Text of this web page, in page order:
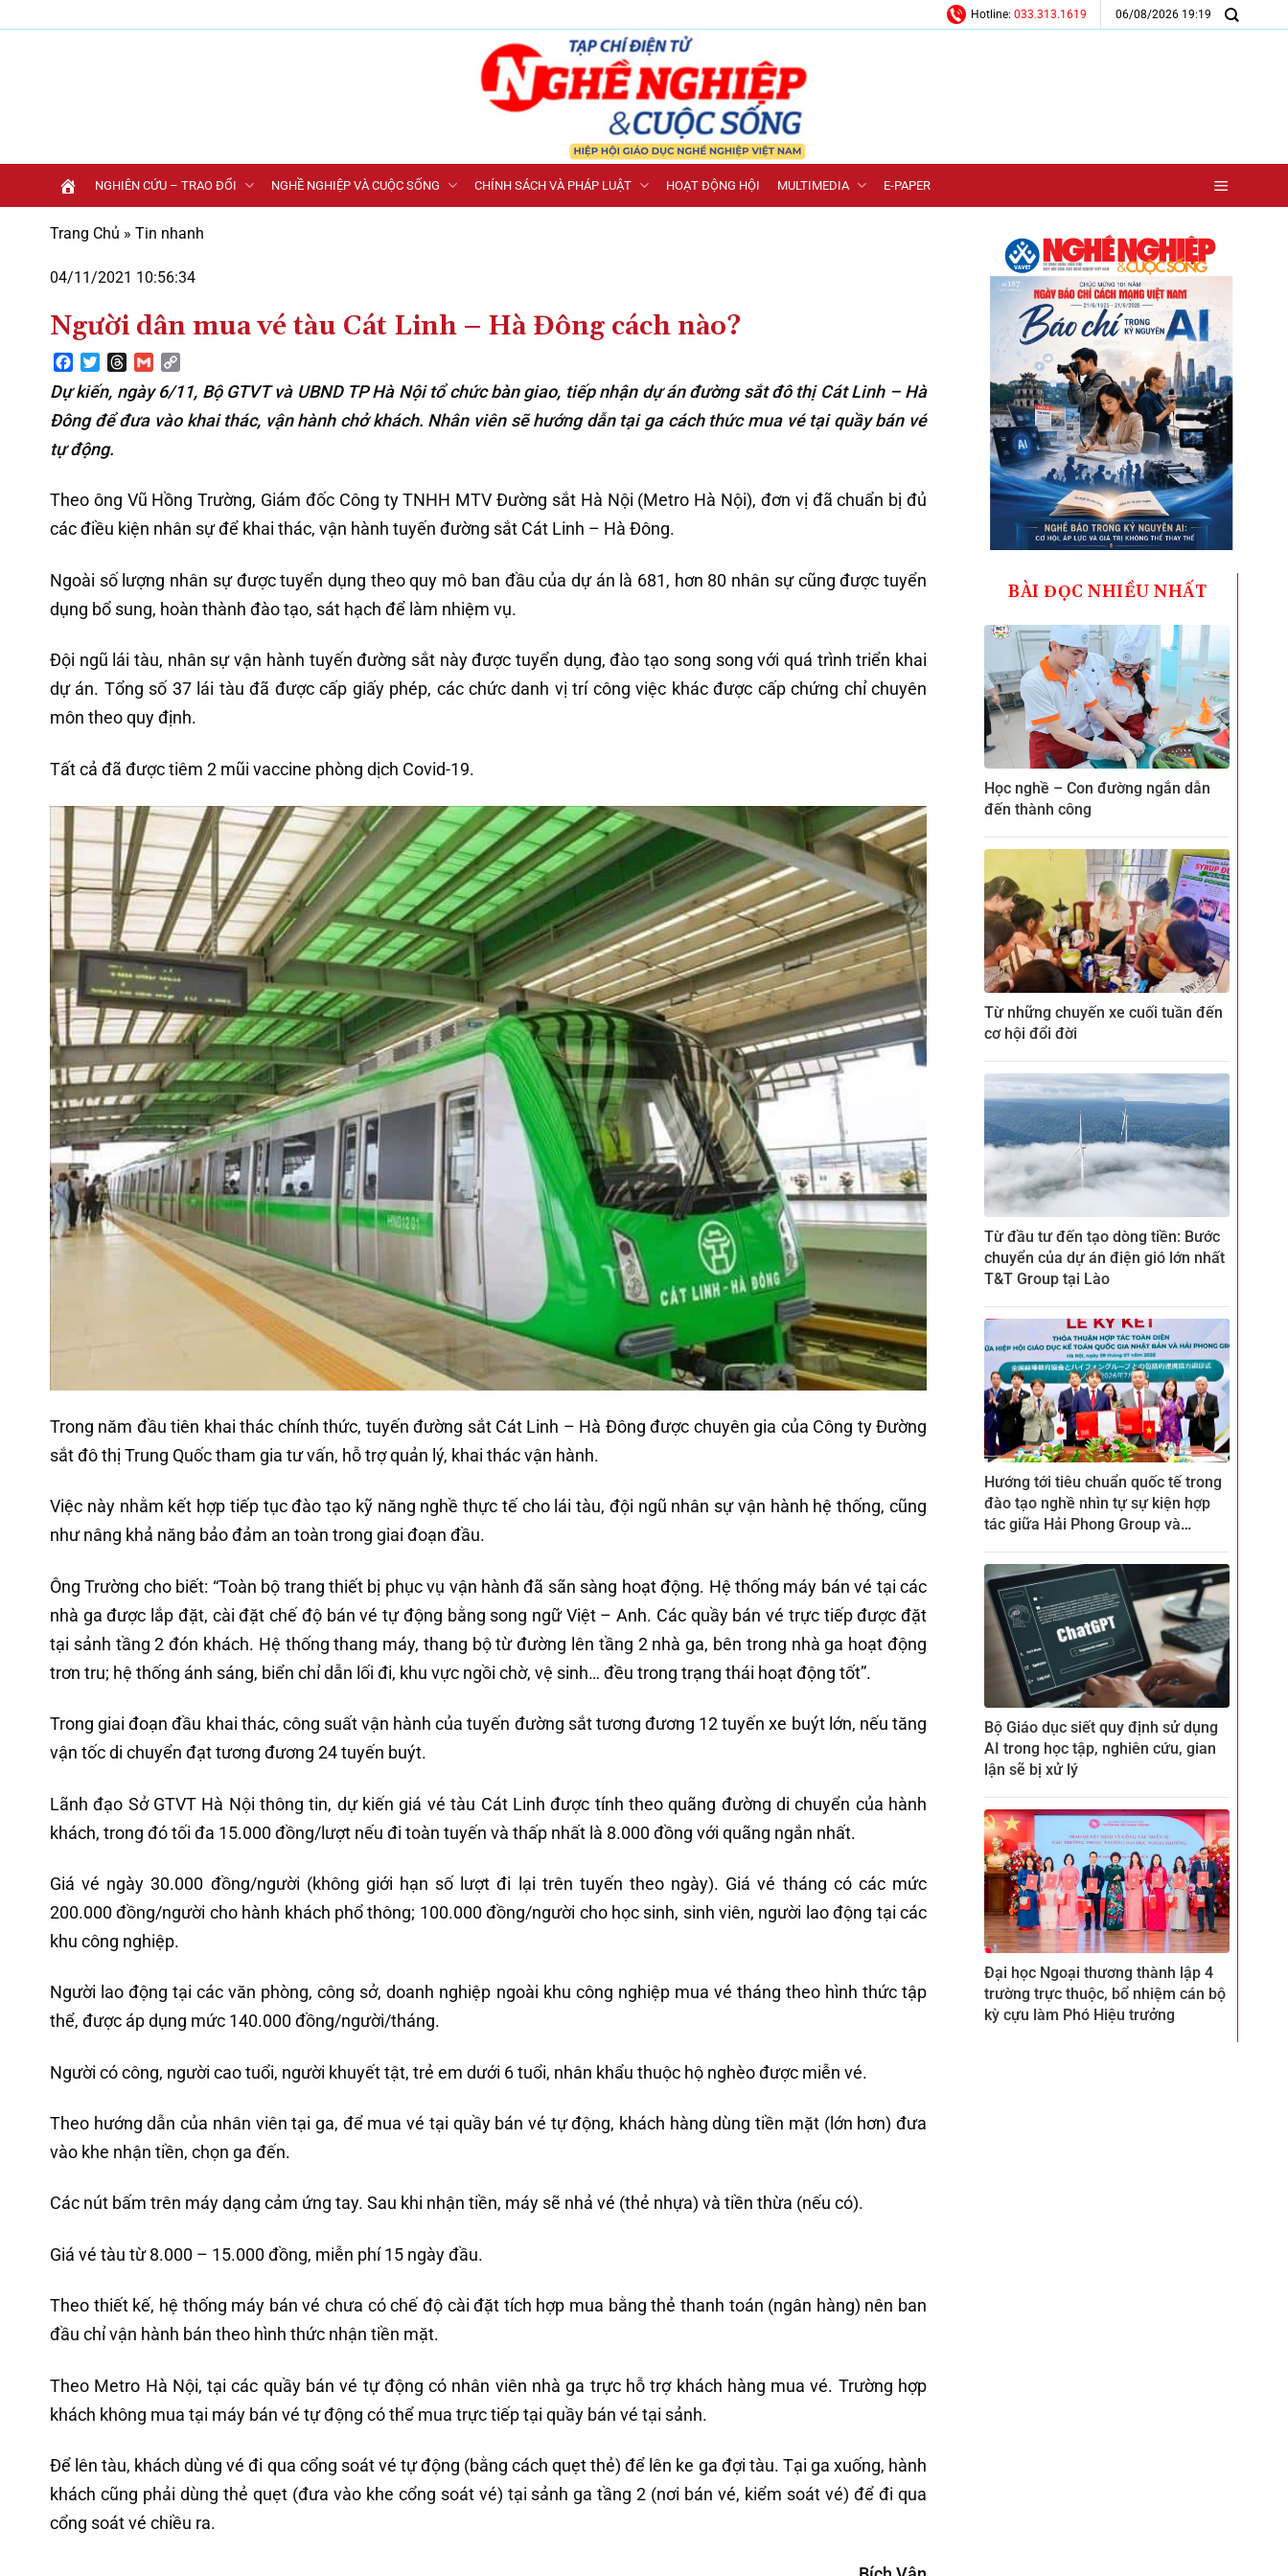
qua
Hotline: 033.313.1619 06/08/2026 19:19
NGHIÊN CỨU – TRAO ĐỔI NGHỀ NGHIỆP VÀ CUỘC SỐNG CHÍNH SÁCH VÀ PHÁP LUẬT HOẠT ĐỘNG HỘI MULTIMEDIA E-PAPER
Trang Chủ » Tin nhanh
04/11/2021 10:56:34
Người dân mua vé tàu Cát Linh – Hà Đông cách nào?
Facebook
TwitterThreads
Gmail
Dự kiến, ngày 6/11, Bộ GTVT và UBND TP Hà Nội tổ chức bàn giao, tiếp nhận dự án đường sắt đô thị Cát Linh – Hà
Đông để đưa vào khai thác, vận hành chở khách. Nhân viên sẽ hướng dẫn tại ga cách thức mua vé tại quầy bán vé
tự động.
Theo ông Vũ Hồng Trường, Giám đốc Công ty TNHH MTV Đường sắt Hà Nội (Metro Hà Nội), đơn vị đã chuẩn bị đủ
các điều kiện nhân sự để khai thác, vận hành tuyến đường sắt Cát Linh – Hà Đông.
Ngoài số lượng nhân sự được tuyển dụng theo quy mô ban đầu của dự án là 681, hơn 80 nhân sự cũng được tuyển
dụng bổ sung, hoàn thành đào tạo, sát hạch để làm nhiệm vụ.
Đội ngũ lái tàu, nhân sự vận hành tuyến đường sắt này được tuyển dụng, đào tạo song song với quá trình triển khai
dự án. Tổng số 37 lái tàu đã được cấp giấy phép, các chức danh vị trí công việc khác được cấp chứng chỉ chuyên
môn theo quy định.
Tất cả đã được tiêm 2 mũi vaccine phòng dịch Covid-19.
Trong năm đầu tiên khai thác chính thức, tuyến đường sắt Cát Linh – Hà Đông được chuyên gia của Công ty Đường
sắt đô thị Trung Quốc tham gia tư vấn, hỗ trợ quản lý, khai thác vận hành.
Việc này nhằm kết hợp tiếp tục đào tạo kỹ năng nghề thực tế cho lái tàu, đội ngũ nhân sự vận hành hệ thống, cũng
như nâng khả năng bảo đảm an toàn trong giai đoạn đầu.
Ông Trường cho biết: “Toàn bộ trang thiết bị phục vụ vận hành đã sãn sàng hoạt động. Hệ thống máy bán vé tại các
nhà ga được lắp đặt, cài đặt chế độ bán vé tự động bằng song ngữ Việt – Anh. Các quầy bán vé trực tiếp được đặt
tại sảnh tầng 2 đón khách. Hệ thống thang máy, thang bộ từ đường lên tầng 2 nhà ga, bên trong nhà ga hoạt động
trơn tru; hệ thống ánh sáng, biển chỉ dẫn lối đi, khu vực ngồi chờ, vệ sinh… đều trong trạng thái hoạt động tốt”.
Trong giai đoạn đầu khai thác, công suất vận hành của tuyến đường sắt tương đương 12 tuyến xe buýt lớn, nếu tăng
vận tốc di chuyển đạt tương đương 24 tuyến buýt.
Lãnh đạo Sở GTVT Hà Nội thông tin, dự kiến giá vé tàu Cát Linh được tính theo quãng đường di chuyển của hành
khách, trong đó tối đa 15.000 đồng/lượt nếu đi toàn tuyến và thấp nhất là 8.000 đồng với quãng ngắn nhất.
Giá vé ngày 30.000 đồng/người (không giới hạn số lượt đi lại trên tuyến theo ngày). Giá vé tháng có các mức
200.000 đồng/người cho hành khách phổ thông; 100.000 đồng/người cho học sinh, sinh viên, người lao động tại các
khu công nghiệp.
Người lao động tại các văn phòng, công sở, doanh nghiệp ngoài khu công nghiệp mua vé tháng theo hình thức tập
thể, được áp dụng mức 140.000 đồng/người/tháng.
Người có công, người cao tuổi, người khuyết tật, trẻ em dưới 6 tuổi, nhân khẩu thuộc hộ nghèo được miễn vé.
Theo hướng dẫn của nhân viên tại ga, để mua vé tại quầy bán vé tự động, khách hàng dùng tiền mặt (lớn hơn) đưa
vào khe nhận tiền, chọn ga đến.
Các nút bấm trên máy dạng cảm ứng tay. Sau khi nhận tiền, máy sẽ nhả vé (thẻ nhựa) và tiền thừa (nếu có).
Giá vé tàu từ 8.000 – 15.000 đồng, miễn phí 15 ngày đầu.
Theo thiết kế, hệ thống máy bán vé chưa có chế độ cài đặt tích hợp mua bằng thẻ thanh toán (ngân hàng) nên ban
đầu chỉ vận hành bán theo hình thức nhận tiền mặt.
Theo Metro Hà Nội, tại các quầy bán vé tự động có nhân viên nhà ga trực hỗ trợ khách hàng mua vé. Trường hợp
khách không mua tại máy bán vé tự động có thể mua trực tiếp tại quầy bán vé tại sảnh.
Để lên tàu, khách dùng vé đi qua cổng soát vé tự động (bằng cách quẹt thẻ) để lên ke ga đợi tàu. Tại ga xuống, hành
khách cũng phải dùng thẻ quẹt (đưa vào khe cổng soát vé) tại sảnh ga tầng 2 (nơi bán vé, kiểm soát vé) để đi qua
cổng soát vé chiều ra.
BÀI ĐỌC NHIỀU NHẤT
Học nghề – Con đường ngắn dẫn
đến thành công
Từ những chuyến xe cuối tuần đến
cơ hội đổi đời
Từ đầu tư đến tạo dòng tiền: Bước
chuyển của dự án điện gió lớn nhất
T&T Group tại Lào
Hướng tới tiêu chuẩn quốc tế trong
đào tạo nghề nhìn tự sự kiện hợp
tác giữa Hải Phong Group và
Bộ Giáo dục siết quy định sử dụng
AI trong học tập, nghiên cứu, gian
lận sẽ bị xử lý
Đại học Ngoại thương thành lập 4
trường trực thuộc, bổ nhiệm cán bộ
kỳ cựu làm Phó Hiệu trưởng